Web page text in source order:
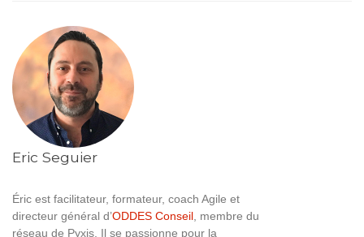
Eric Seguier
Éric est facilitateur, formateur, coach Agile et
directeur général d’ODDES Conseil , membre du
réseau de Pyxis. Il se passionne pour la